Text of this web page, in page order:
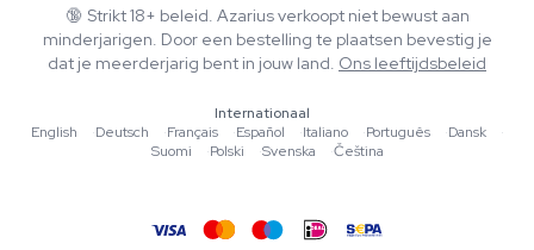
Veelgestelde vragen
Privacybeleid
Schrijvers
Tools & Calculators
🔞 Strikt 18+ beleid. Azarius verkoopt niet bewust aan
minderjarigen. Door een bestelling te plaatsen bevestig je
dat je meerderjarig bent in jouw land. Ons leeftijdsbeleid
Internationaal
English
·Deutsch ·Français ·Español ·Italiano ·Português ·Dansk
·
Suomi
·Polski ·Svenska ·Čeština